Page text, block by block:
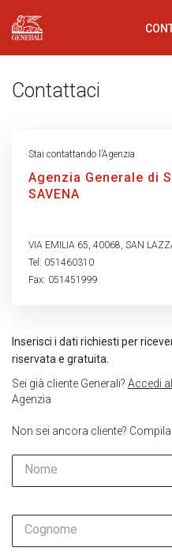
Generali Logo
Contattaci
Inserisci i dati richiesti per
riservata e gratuita.
Sei già cliente Generali? Accedi
Agenzia
Non sei ancora cliente?
Nome
Cognome
Stai contattando l’Agenzia
Agenzia Generale di
SAVENA
VIA EMILIA 65, 40068, SAN
Tel: 051460310
Fax: 051451999